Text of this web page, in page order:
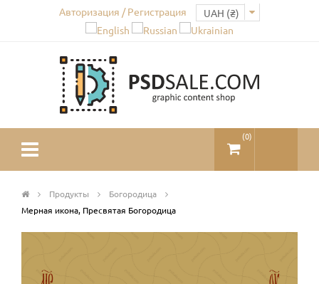
Авторизация / Регистрация
(0)
Продукты
Богородица
Мерная икона, Пресвятая Богородица